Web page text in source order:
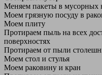
Меняем пакеты в мусорных
Моем грязную посуду в
Моем плиту
Протираем пыль на всех
поверхностях
Протираем от пыли
Моем стол и стулья
Моем раковину и кран